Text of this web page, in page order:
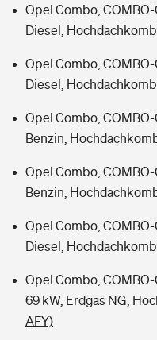
Opel Combo, COMBO-
Diesel,
Opel Combo, COMBO-
Diesel,
Opel Combo, COMBO-
Benzin,
Opel Combo, COMBO-
Benzin,
Opel Combo, COMBO-
Diesel,
Opel Combo, COMBO-
69 kW, Erdgas NG,
AFY)